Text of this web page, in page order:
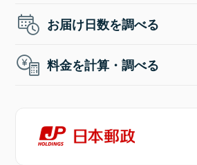
お届け日数を調べる
料金を計算・調べる